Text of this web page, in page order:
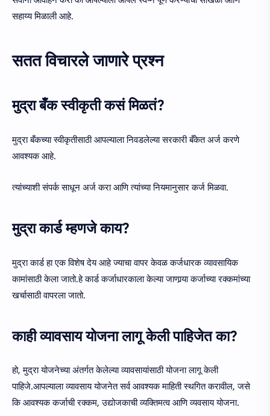
सहाय्य मिळाली आहे.
सतत विचारले जाणारे प्रश्न
मुद्रा बँक स्वीकृती कसं मिळतं?
मुद्रा बँकच्या स्वीकृतीसाठी आपल्याला निवडलेल्या सरकारी बँकेत अर्ज करणे
आवश्यक आहे.
त्यांच्याशी संपर्क साधून अर्ज करा आणि त्यांच्या नियमानुसार कर्ज मिळवा.
मुद्रा कार्ड म्हणजे काय?
मुद्रा कार्ड हा एक विशेष देय आहे ज्याचा वापर केवळ कर्जधारक व्यावसायिक
कामांसाठी केला जातो.हे कार्ड कर्जाधारकाला केल्या जाणार्‍या कर्जाच्या रक्कमांच्या
खर्चासाठी वापरला जातो.
काही व्यावसाय योजना लागू केली पाहिजेत का?
हो, मुद्रा योजनेच्या अंतर्गत केलेल्या व्यावसायांसाठी योजना लागू केली
पाहिजे.आपल्याला व्यावसाय योजनेत सर्व आवश्यक माहिती स्थगित करावील, जसे
कि आवश्यक कर्जाची रक्कम, उद्योजकाची व्यक्तिमत्व आणि व्यवसाय योजना.